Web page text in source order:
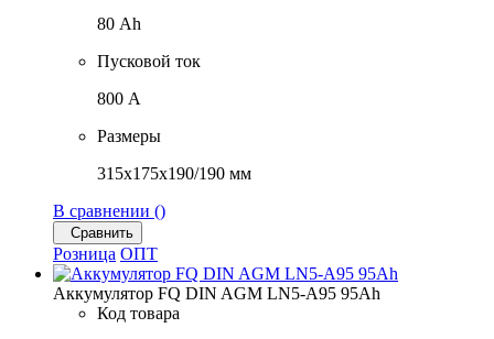
80 Ah
Пусковой ток
800 A
Размеры
315x175x190/190 мм
В сравнении ()
Сравнить
Розница ОПТ
Аккумулятор FQ DIN AGM LN5-A95 95Ah
Код товара